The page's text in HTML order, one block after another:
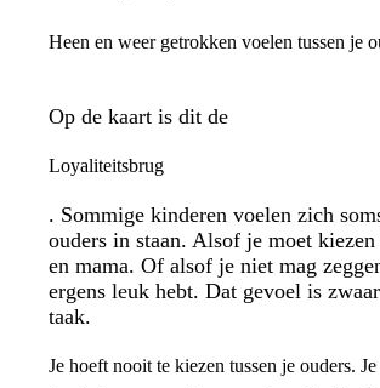
Heen en weer getrokken voelen tussen je
Op de kaart is dit de
Loyaliteitsbrug
. Sommige kinderen voelen zich
ouders in staan. Alsof je moet kiezen
en mama. Of alsof je niet mag
ergens leuk hebt. Dat gevoel is
taak.
Je hoeft nooit te kiezen tussen je ouders.